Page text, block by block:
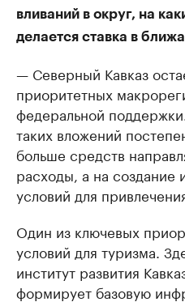
вливаний в округ, на
делается ставка в
— Северный Кавказ
приоритетных
федеральной
таких вложений
больше средств
расходы, а на создание
условий для
Один из ключевых
условий для туризма.
институт развития
формирует базовую